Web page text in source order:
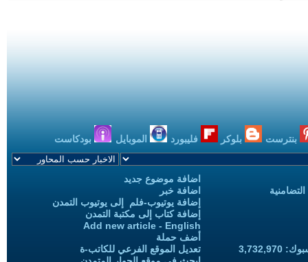
بنترست بلوكر فليبورد الموبايل بودكاست
اضافة موضوع جديد
اضافة خبر
إضافة يوتيوب-فلم إلى يوتيوب التمدن
إضافة كتاب إلى مكتبة التمدن
Add new article - English
أضف حملة
تعديل الموقع الفرعي للكاتب-ة